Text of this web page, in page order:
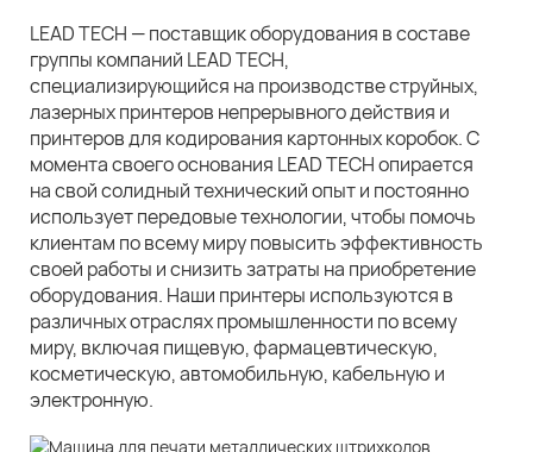
LEAD TECH — поставщик оборудования в составе
группы компаний LEAD TECH,
специализирующийся на производстве струйных,
лазерных принтеров непрерывного действия и
принтеров для кодирования картонных коробок. С
момента своего основания LEAD TECH опирается
на свой солидный технический опыт и постоянно
использует передовые технологии, чтобы помочь
клиентам по всему миру повысить эффективность
своей работы и снизить затраты на приобретение
оборудования. Наши принтеры используются в
различных отраслях промышленности по всему
миру, включая пищевую, фармацевтическую,
косметическую, автомобильную, кабельную и
электронную.